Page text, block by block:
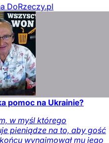
DoRzeczy.pl
pomoc na Ukrainie?
w myśl którego
pieniądze na to, aby gość
wynajmował mu jego